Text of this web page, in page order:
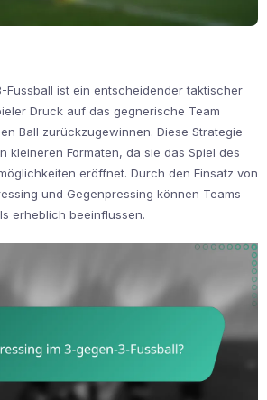
Fussball ist ein entscheidender taktischer
Druck auf das gegnerische Team
Ball zurückzugewinnen. Diese Strategie
kleineren Formaten, da sie das Spiel des
eröffnet. Durch den Einsatz von
und Gegenpressing können Teams
erheblich beeinflussen.